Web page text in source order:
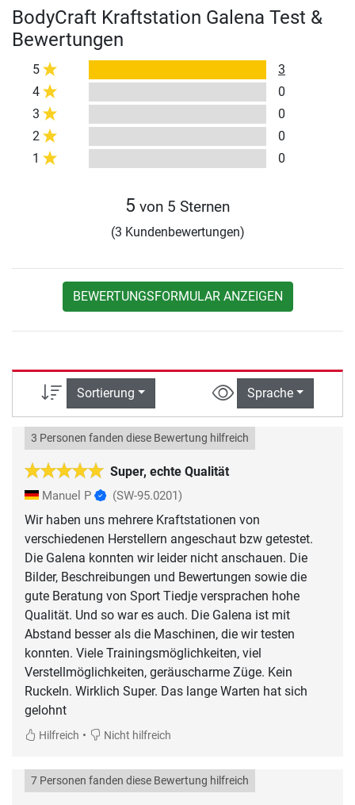
BodyCraft Kraftstation Galena Test &
Bewertungen
5
3
4
0
3
0
2
0
1
0
5 von 5 Sternen
(3 Kundenbewertungen)
BEWERTUNGSFORMULAR ANZEIGEN
Sortierung Sprache
Super, echte Qualität
3 Personen fanden diese Bewertung hilfreich
Manuel P (SW-95.0201)
Wir haben uns mehrere Kraftstationen von
verschiedenen Herstellern angeschaut bzw getestet.
Die Galena konnten wir leider nicht anschauen. Die
Bilder, Beschreibungen und Bewertungen sowie die
gute Beratung von Sport Tiedje versprachen hohe
Qualität. Und so war es auch. Die Galena ist mit
Abstand besser als die Maschinen, die wir testen
konnten. Viele Trainingsmöglichkeiten, viel
Verstellmöglichkeiten, geräuscharme Züge. Kein
Ruckeln. Wirklich Super. Das lange Warten hat sich
gelohnt
Hilfreich • Nicht hilfreich
7 Personen fanden diese Bewertung hilfreich